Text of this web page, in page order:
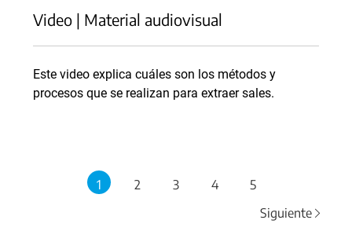
Video | Material audiovisual
Este video explica cuáles son los métodos y
procesos que se realizan para extraer sales.
1 2 3 4
5
Siguiente